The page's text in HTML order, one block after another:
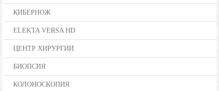
КИБЕРНОЖ
ELEKTA VERSA HD
ЦЕНТР ХИРУРГИИ
БИОПСИЯ
КОЛОНОСКОПИЯ